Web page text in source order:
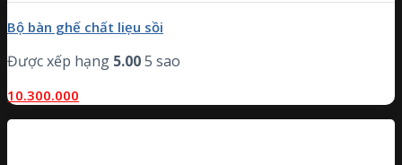
Bộ bàn ghế chất liẹu sồi
Được xếp hạng 5.005 sao
10.300.000